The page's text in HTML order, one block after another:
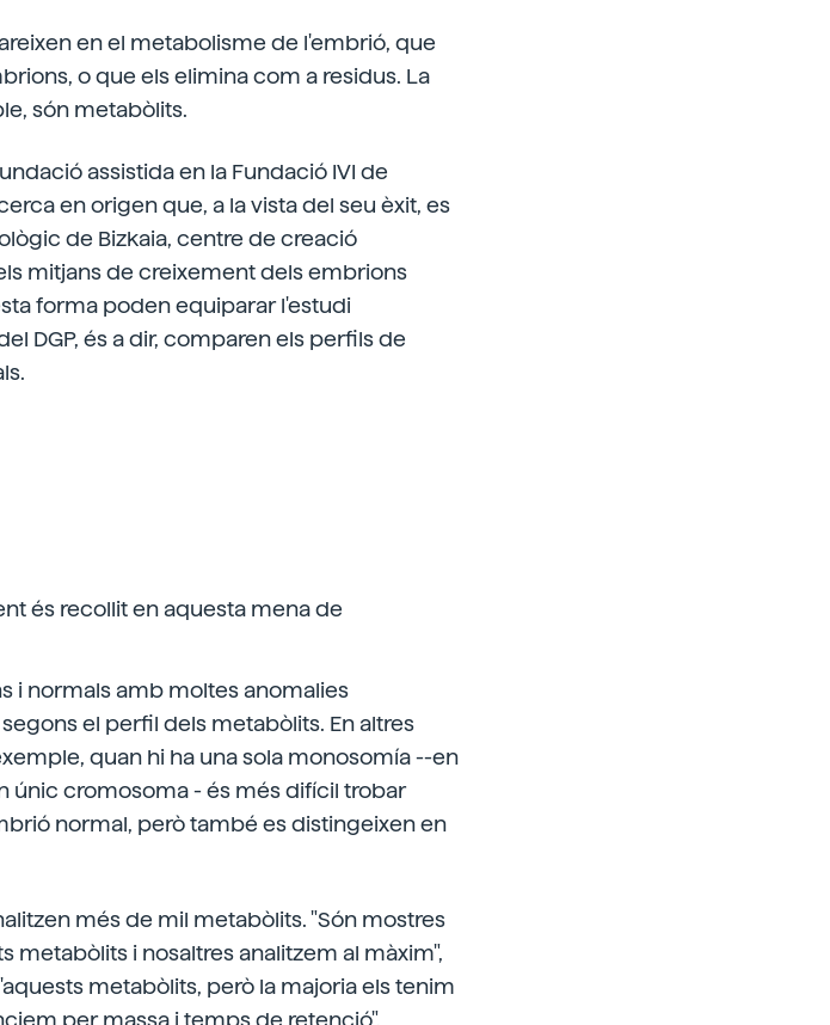
en el metabolisme de l'embrió, que
o que els elimina com a residus. La
són metabòlits.
assistida en la Fundació IVI de
en origen que, a la vista del seu èxit, es
de Bizkaia, centre de creació
mitjans de creixement dels embrions
forma poden equiparar l'estudi
DGP, és a dir, comparen els perfils de
és recollit en aquesta mena de
i normals amb moltes anomalies
el perfil dels metabòlits. En altres
quan hi ha una sola monosomía --en
únic cromosoma - és més difícil trobar
normal, però també es distingeixen en
més de mil metabòlits. "Són mostres
i nosaltres analitzem al màxim",
metabòlits, però la majoria els tenim
per massa i temps de retenció".